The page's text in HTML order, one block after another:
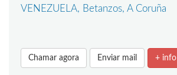
VENEZUELA, Betanzos, A Coruña
Chamar agora Enviar mail + info